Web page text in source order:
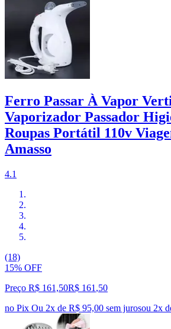
Ferro Passar À Vapor
Vaporizador Passador
Roupas Portátil 110v
Amasso
4.1
(18)
15% OFF
Preço R$ 161,50R$ 161 ,50
no Pix Ou 2x de R$ 95,00 sem jurosou 2x